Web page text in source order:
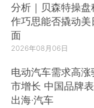
分析｜贝森特操
作巧思能否撬动
面
2026年08月06日
电动汽车需求高
市增长 中国品牌表
出海·汽车